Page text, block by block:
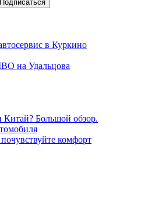
в Куркино
на Удальцова
Большой обзор.
комфорт